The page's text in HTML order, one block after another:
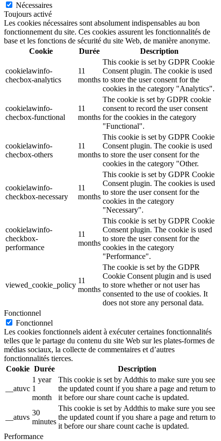
Nécessaires
Toujours activé
Les cookies nécessaires sont absolument indispensables au bon
fonctionnement du site. Ces cookies assurent les fonctionnalités de
base et les fonctions de sécurité du site Web, de manière anonyme.
Cookie
Durée Description
cookielawinfo-
checbox-analytics
11
months
This cookie is set by GDPR Cookie
Consent plugin. The cookie is used
to store the user consent for the
cookies in the category "Analytics".
cookielawinfo-
checbox-functional
11
months
The cookie is set by GDPR cookie
consent to record the user consent
for the cookies in the category
"Functional".
cookielawinfo-
checbox-others
11
months
This cookie is set by GDPR Cookie
Consent plugin. The cookie is used
to store the user consent for the
cookies in the category "Other.
cookielawinfo-
checkbox-necessary
11
months
This cookie is set by GDPR Cookie
Consent plugin. The cookies is used
to store the user consent for the
cookies in the category
"Necessary".
cookielawinfo-
checkbox-
performance
11
months
This cookie is set by GDPR Cookie
Consent plugin. The cookie is used
to store the user consent for the
cookies in the category
"Performance".
viewed_cookie_policy
11
months
The cookie is set by the GDPR
Cookie Consent plugin and is used
to store whether or not user has
consented to the use of cookies. It
does not store any personal data.
Fonctionnel
Fonctionnel
Les cookies fonctionnels aident à exécuter certaines fonctionnalités
telles que le partage du contenu du site Web sur les plates-formes de
médias sociaux, la collecte de commentaires et d’autres
fonctionnalités tierces.
Cookie Durée Description
__atuvc
1 year
1
month
This cookie is set by Addthis to make sure you see
the updated count if you share a page and return to
it before our share count cache is updated.
__atuvs
30
minutes
This cookie is set by Addthis to make sure you see
the updated count if you share a page and return to
it before our share count cache is updated.
Performance